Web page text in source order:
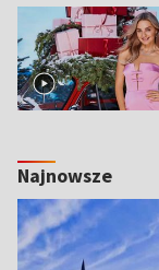
Najnowsze